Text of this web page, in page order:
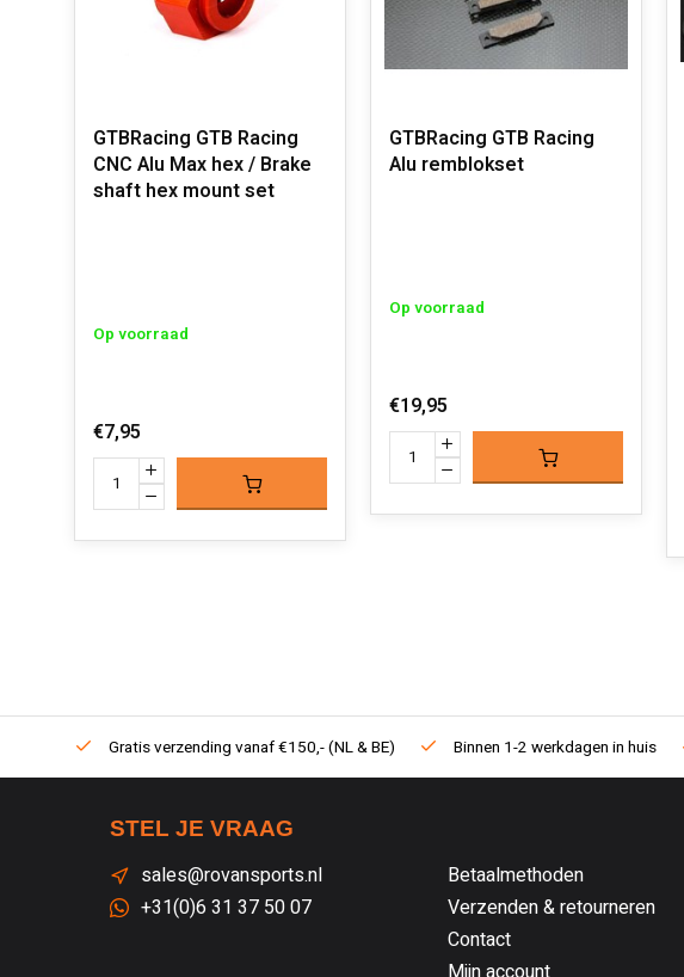
GTBRacing GTB Racing
CNC Alu Max hex / Brake
shaft hex mount set
Op voorraad
€7,95
GTBRacing GTB Racing
Alu remblokset
Op voorraad
€19,95
Gratis verzending vanaf €150,- (NL & BE) Binnen 1-2 werkdagen in huis
STEL JE VRAAG
sales@rovansports.nl
+31(0)6 31 37 50 07
Betaalmethoden
Verzenden & retourneren
Contact